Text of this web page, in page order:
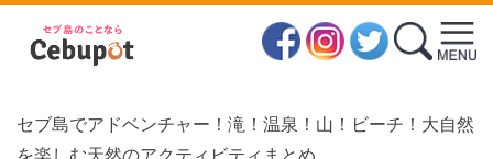
セブ島でアドベンチャー！滝！温泉！山！ビーチ！大自然
を楽しむ天然のアクティビティまとめ